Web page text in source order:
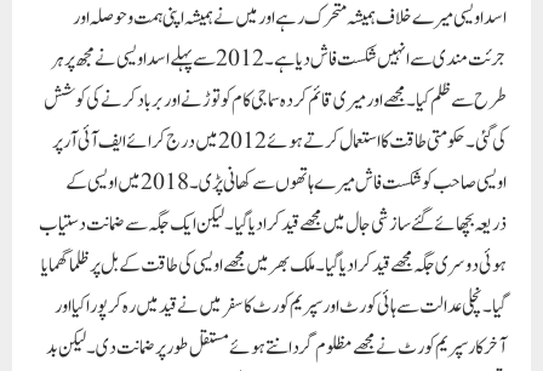
اسد اویسی میرے خلاف ہمیشہ متحرک رہے اور میں نے ہمیشہ اپنی ہمت و حوصلہ اور
جرئت مندی سے انہیں شکست فاش دیا ہے۔ 2012سے پہلے اسد اویسی نے مجھ پر ہر
طرح سے ظلم کیا۔ مجھے اور میری قائم کردہ سماجی کام کو توڑنے اور برباد کرنے کی کوشش
کی گئی۔ حکومتی طاقت کا استعمال کرتے ہوئے 2012 میں درج کرائے ایف آئی آر پر
اویسی صاحب کو شکست فاش میرے ہاتھوں سے کھانی پڑی۔ 2018 میں اویسی کے
ذریعہ بچھائے گئے سازشی جال میں مجھے قید کر ا دیا گیا۔ لیکن ایک جگہ سے ضمانت دستیاب
ہوئی دوسری جگہ مجھے قید کرا دیا گیا۔ ملک بھر میں مجھے اویسی کی طاقت کے بل پر ظلما گھمایا
گیا۔ نچلی عدالت سے ہائی کورٹ اور سپریم کورٹ کا سفر میں نے قید میں رہ کر پورا کیا اور
آخر کار سپریم کورٹ نے مجھے مظلوم گردانتے ہوئے مستقل طور پر ضمانت دی۔ لیکن بد